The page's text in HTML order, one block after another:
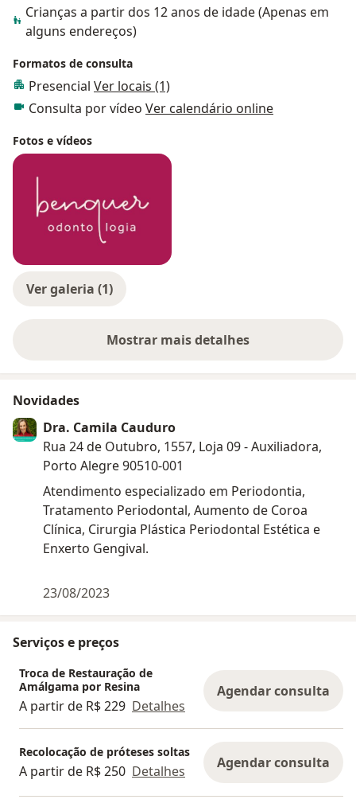
Crianças a partir dos 12 anos de idade (Apenas em
alguns endereços)
Formatos de consulta
Presencial Ver locais (1)
Consulta por vídeo Ver calendário online
Fotos e vídeos
Ver galeria (1)
Mostrar mais detalhes
sobre a experiência
Novidades
Dra. Camila Cauduro
Rua 24 de Outubro, 1557, Loja 09 - Auxiliadora,
Porto Alegre 90510-001
Atendimento especializado em Periodontia,
Tratamento Periodontal, Aumento de Coroa
Clínica, Cirurgia Plástica Periodontal Estética e
Enxerto Gengival.
23/08/2023
Serviços e preços
Troca de Restauração de
Amálgama por Resina
A partir de R$ 229 Detalhes
Agendar consulta
Recolocação de próteses soltas
A partir de R$ 250 Detalhes Agendar consulta